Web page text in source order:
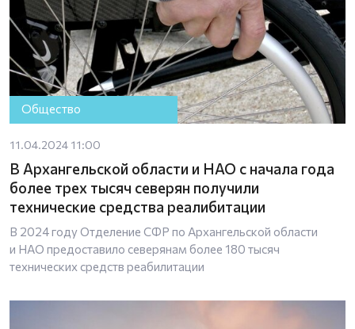
Общество
11.04.2024 11:00
В Архангельской области и НАО с начала года
более трех тысяч северян получили
технические средства реалибитации
В 2024 году Отделение СФР по Архангельской области
и НАО предоставило северянам более 180 тысяч
технических средств реабилитации